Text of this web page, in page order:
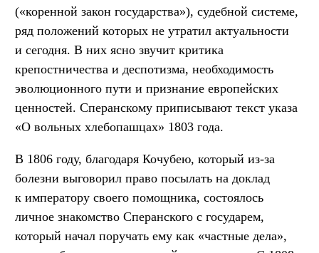
(«коренной закон государства»), судебной системе,
ряд положений которых не утратил актуальности
и сегодня. В них ясно звучит критика
крепостничества и деспотизма, необходимость
эволюционного пути и признание европейских
ценностей. Сперанскому приписывают текст указа
«О вольных хлебопашцах» 1803 года.
В 1806 году, благодаря Кочубею, который из-за
болезни выговорил право посылать на доклад
к императору своего помощника, состоялось
личное знакомство Сперанского с государем,
который начал поручать ему как «частные дела»,